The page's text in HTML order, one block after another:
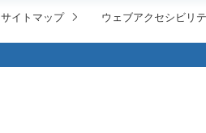
サイトマップ ウェブアクセシビリ